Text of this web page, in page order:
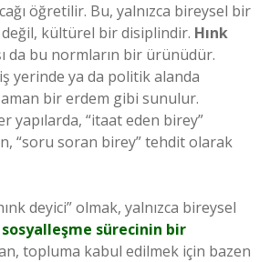
öğretilir. Bu, yalnızca bireysel bir
değil, kültürel bir disiplindir. Hınk
da bu normların bir ürünüdür.
yerinde ya da politik alanda
bir erdem gibi sunulur.
yapılarda, “itaat eden birey”
“soru soran birey” tehdit olarak
deyici” olmak, yalnızca bireysel
sosyalleşme sürecinin bir
topluma kabul edilmek için bazen